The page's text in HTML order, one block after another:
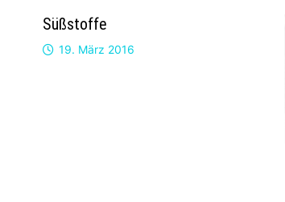
Süßstoffe
19. März 2016